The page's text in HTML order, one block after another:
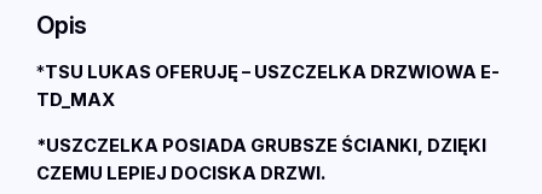
S
A
L
N
U
S
Opis
*TSU LUKAS OFERUJĘ – USZCZELKA DRZWIOWA E-
TD_MAX
*USZCZELKA POSIADA GRUBSZE ŚCIANKI, DZIĘKI
CZEMU LEPIEJ DOCISKA DRZWI.